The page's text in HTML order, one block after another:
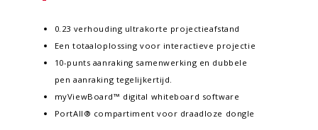
0.23 verhouding ultrakorte projectieafstand
Een totaaloplossing voor interactieve projectie
10-punts aanraking samenwerking en dubbele
pen aanraking tegelijkertijd.
myViewBoard™ digital whiteboard software
PortAll® compartiment voor draadloze dongle